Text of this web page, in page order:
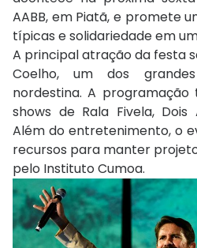
AABB, em Piatã, e promete
típicas e solidariedade em
A principal atração da festa
Coelho, um dos
nordestina. A
shows de Rala Fivela, Dois
Além do entretenimento, o
recursos para manter
pelo Instituto Cumoa.